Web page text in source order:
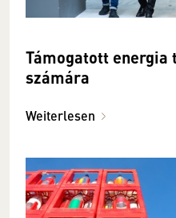
Támogatott
számára
Weiterlesen